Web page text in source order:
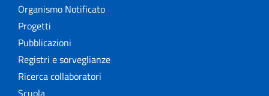
Organismo Notificato
Progetti
Pubblicazioni
Registri e sorveglianze
Ricerca collaboratori
Scuola